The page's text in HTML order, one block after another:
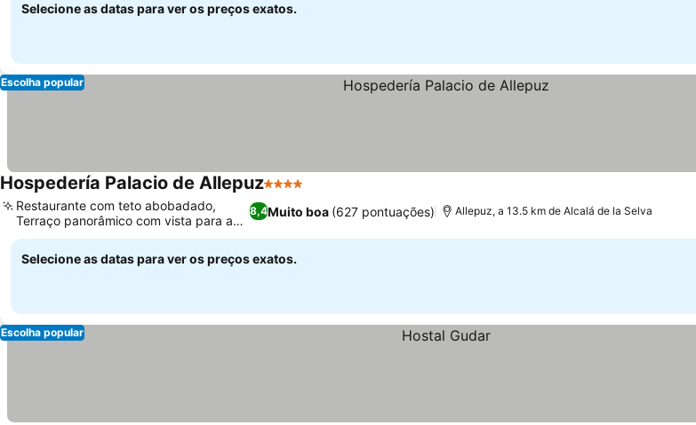
Selecione as datas para ver os preços exatos.
Escolha popular
Hospedería Palacio de Allepuz4 Estrelas
8,4Muito boa (627 pontuações)
Restaurante com teto abobadado,
Terraço panorâmico com vista para a
montanha
Allepuz, a 13.5 km de Alcalá de la Selva
Selecione as datas para ver os preços exatos.
Escolha popular